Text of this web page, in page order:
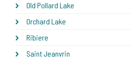
Old Pollard Lake
Orchard Lake
Ribiere
Saint Jeanvrin